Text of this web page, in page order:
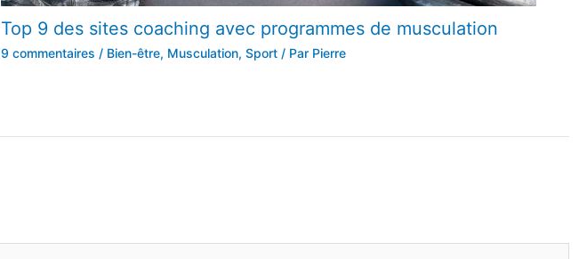
Top 9 des sites coaching avec programmes de musculation
9 commentaires / Bien-être, Musculation, Sport/ Par Pierre